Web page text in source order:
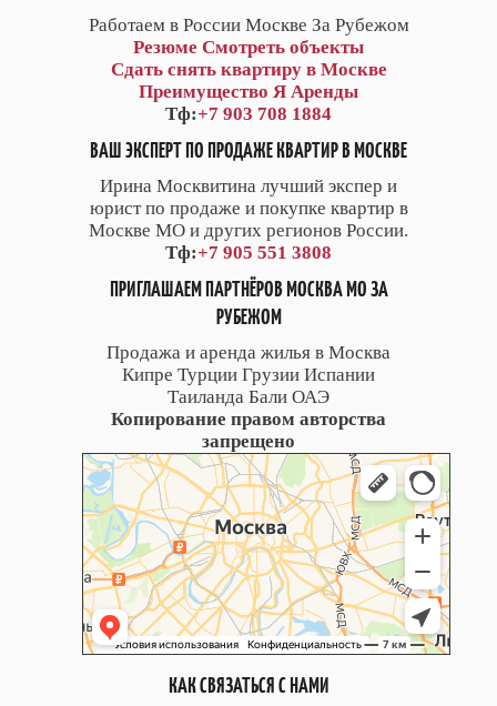
Работаем в России Москве За Рубежом
Резюме Смотреть объекты
Сдать снять квартиру в Москве
Преимущество Я Аренды
Тф:+7 903 708 1884
ВАШ ЭКСПЕРТ ПО ПРОДАЖЕ КВАРТИР В МОСКВЕ
Ирина Москвитина лучший экспер и
юрист по продаже и покупке квартир в
Москве МО и других регионов России.
Тф:+7 905 551 3808
ПРИГЛАШАЕМ ПАРТНЁРОВ МОСКВА МО ЗА
РУБЕЖОМ
Продажа и аренда жилья в Москва
Кипре Турции Грузии Испании
Таиланда Бали ОАЭ
Копирование правом авторства
запрещено
КАК СВЯЗАТЬСЯ С НАМИ